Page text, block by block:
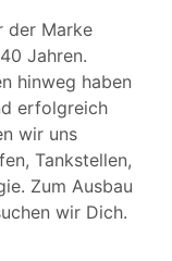
der Marke
Jahren.
hinweg haben
erfolgreich
wir uns
Tankstellen,
Zum Ausbau
wir Dich.